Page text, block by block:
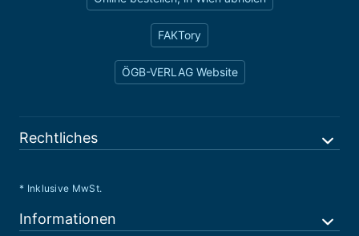
FAKTory
ÖGB-VERLAG Website
Rechtliches
* Inklusive MwSt.
Informationen